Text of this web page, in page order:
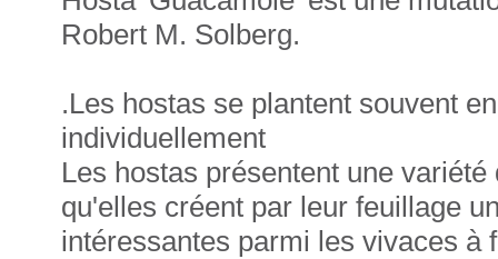
Robert M. Solberg.
.Les hostas se plantent souvent
individuellement
Les hostas présentent une
qu'elles créent par leur feuillage
intéressantes parmi les vivaces à